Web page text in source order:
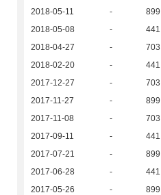
2018-05-11
- 899
2018-05-08
- 441
2018-04-27
- 703
2018-02-20
- 441
2017-12-27
- 703
2017-11-27
- 899
2017-11-08
- 703
2017-09-11
- 441
2017-07-21
- 899
2017-06-28
- 441
2017-05-26
- 899